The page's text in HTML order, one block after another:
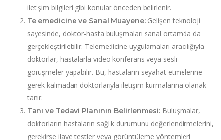
iletişim bilgileri gibi konular önceden belirlenir.
Telemedicine ve Sanal Muayene: Gelişen teknoloji
sayesinde, doktor-hasta buluşmaları sanal ortamda da
gerçekleştirilebilir. Telemedicine uygulamaları aracılığıyla
doktorlar, hastalarla video konferans veya sesli
görüşmeler yapabilir. Bu, hastaların seyahat etmelerine
gerek kalmadan doktorlarıyla iletişim kurmalarına olanak
tanır.
Tanı ve Tedavi Planının Belirlenmesi: Buluşmalar,
doktorların hastaların sağlık durumunu değerlendirmelerini,
gerekirse ilave testler veya görüntüleme yöntemleri